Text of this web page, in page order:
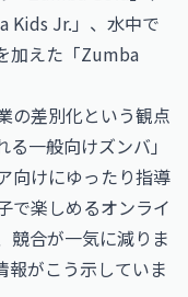
Kids Jr.」、水中で
加えた「Zumba
の差別化という観点
一般向けズンバ」
向けにゆったり指導
で楽しめるオンライ
競合が一気に減りま
報がこう示していま